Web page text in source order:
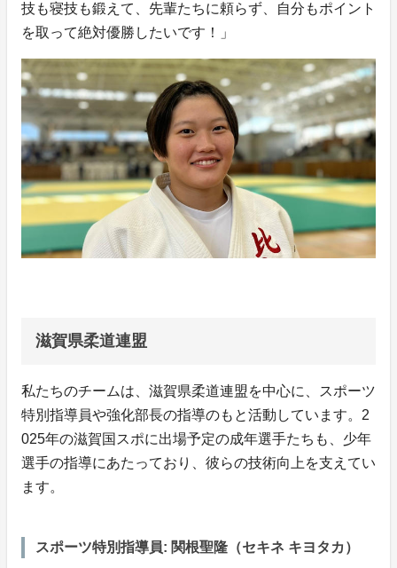
技も寝技も鍛えて、先輩たちに頼らず、自分もポイント
を取って絶対優勝したいです！」
滋賀県柔道連盟
私たちのチームは、滋賀県柔道連盟を中心に、スポーツ
特別指導員や強化部長の指導のもと活動しています。2
025年の滋賀国スポに出場予定の成年選手たちも、少年
選手の指導にあたっており、彼らの技術向上を支えてい
ます。
スポーツ特別指導員: 関根聖隆（セキネ キヨタカ）